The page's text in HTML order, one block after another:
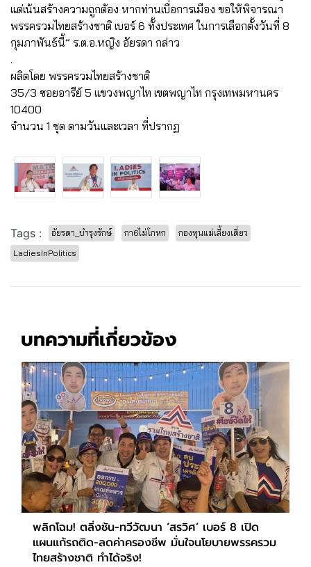
แต่เน้นสร้างความถูกต้อง หากท่านเบื่อการเมือง ขอให้พิจารณา
พรรครวมไทยสร้างชาติ เบอร์ 6 ทั้งประเทศ ในการเลือกตั้งวันที่ 8
กุมภาพันธ์นี้” ร.ต.อ.หญิง อัยรดา กล่าว
.
ผลิตโดย พรรครวมไทยสร้างชาติ
35/3 ซอยอารีย์ 5 แขวงพญาไท เขตพญาไท กรุงเทพมหานคร
10400
จำนวน 1 ชุด ตามวันและเวลา ที่ปรากฏ
Tags : อัยรดา_บำรุงรักษ์ กา6ไม่โกหก
กองทุนแม่เลี้ยงเดี่ยว
LadiesInPolitics
บทความที่เกี่ยวข้อง
พลิกโฉม! ตลิ่งชัน-ทวีวัฒนา ‘สรวิศ’ เบอร์ 8 เปิด
แผนแก้รถติด-ลดค่าครองชีพ มั่นใจนโยบายพรรครวม
ไทยสร้างชาติ ทำได้จริง!